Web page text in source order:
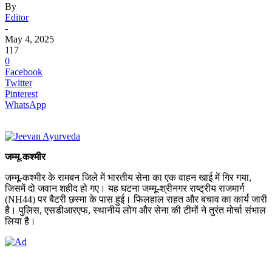
By
Editor
-
May 4, 2025
117
0
Facebook
Twitter
Pinterest
WhatsApp
जम्मू-कश्मीर
जम्मू-कश्मीर के रामबन जिले में भारतीय सेना का एक वाहन खाई में गिर गया,
जिसमें दो जवान शहीद हो गए। यह घटना जम्मू-श्रीनगर राष्ट्रीय राजमार्ग
(NH44) पर बैटरी छस्मा के पास हुई। फिलहाल राहत और बचाव का कार्य जारी
है। पुलिस, एसडीआरएफ, स्थानीय लोग और सेना की टीमों ने तुरंत मोर्चा संभाल
लिया है।